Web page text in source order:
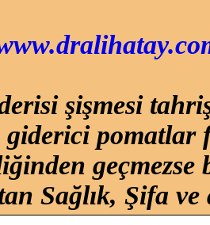
şişmesi
giderici pomatlar
Sağlık, Şifa